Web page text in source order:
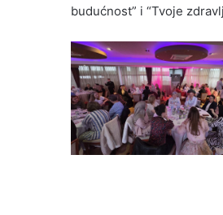
budućnost” i “Tvoje